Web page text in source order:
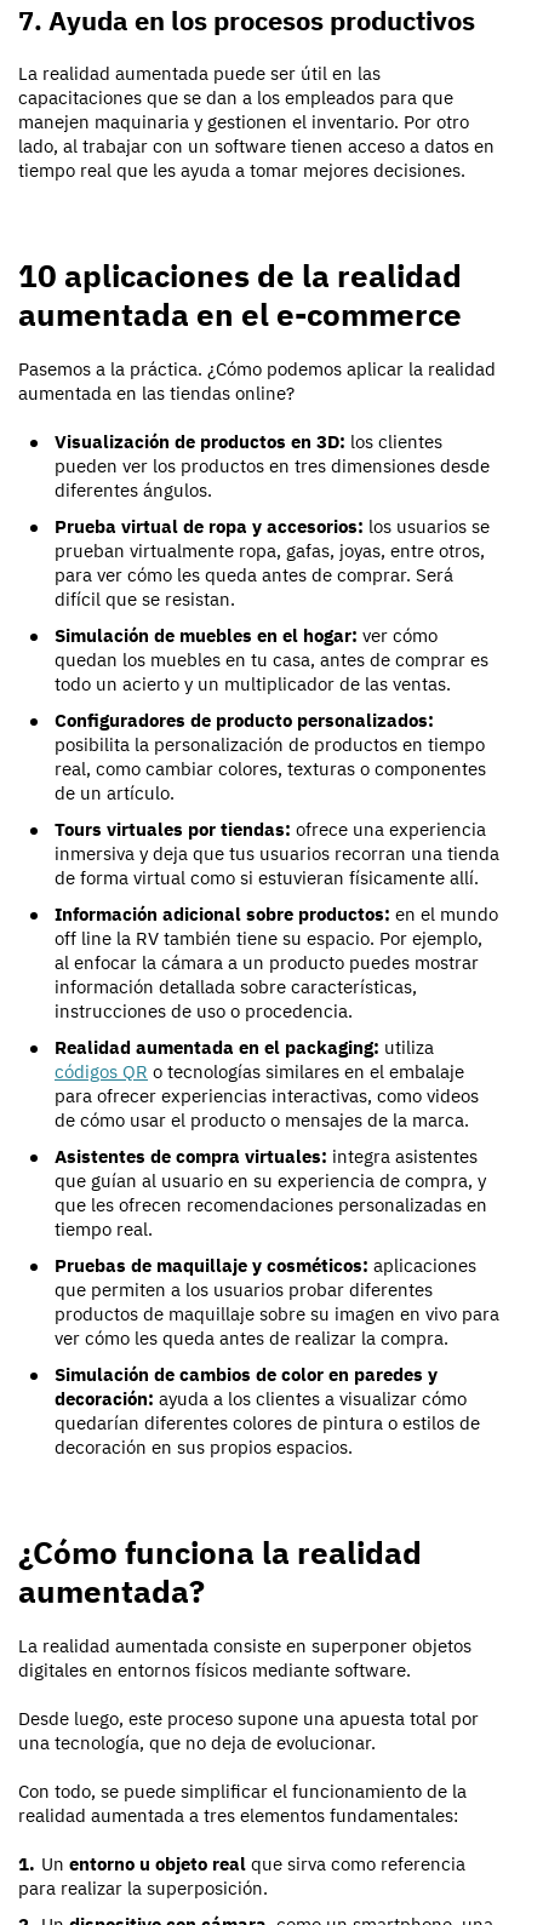
7. Ayuda en los procesos productivos
La realidad aumentada puede ser útil en las
capacitaciones que se dan a los empleados para que
manejen maquinaria y gestionen el inventario. Por otro
lado, al trabajar con un software tienen acceso a datos en
tiempo real que les ayuda a tomar mejores decisiones.
10 aplicaciones de la realidad
aumentada en el e-commerce
Pasemos a la práctica. ¿Cómo podemos aplicar la realidad
aumentada en las tiendas online?
Visualización de productos en 3D: los clientes
pueden ver los productos en tres dimensiones desde
diferentes ángulos.
Prueba virtual de ropa y accesorios: los usuarios se
prueban virtualmente ropa, gafas, joyas, entre otros,
para ver cómo les queda antes de comprar. Será
difícil que se resistan.
Simulación de muebles en el hogar: ver cómo
quedan los muebles en tu casa, antes de comprar es
todo un acierto y un multiplicador de las ventas.
Configuradores de producto personalizados:
posibilita la personalización de productos en tiempo
real, como cambiar colores, texturas o componentes
de un artículo.
Tours virtuales por tiendas: ofrece una experiencia
inmersiva y deja que tus usuarios recorran una tienda
de forma virtual como si estuvieran físicamente allí.
Información adicional sobre productos: en el mundo
off line la RV también tiene su espacio. Por ejemplo,
al enfocar la cámara a un producto puedes mostrar
información detallada sobre características,
instrucciones de uso o procedencia.
Realidad aumentada en el packaging: utiliza
códigos QR o tecnologías similares en el embalaje
para ofrecer experiencias interactivas, como videos
de cómo usar el producto o mensajes de la marca.
Asistentes de compra virtuales: integra asistentes
que guían al usuario en su experiencia de compra, y
que les ofrecen recomendaciones personalizadas en
tiempo real.
Pruebas de maquillaje y cosméticos: aplicaciones
que permiten a los usuarios probar diferentes
productos de maquillaje sobre su imagen en vivo para
ver cómo les queda antes de realizar la compra.
Simulación de cambios de color en paredes y
decoración: ayuda a los clientes a visualizar cómo
quedarían diferentes colores de pintura o estilos de
decoración en sus propios espacios.
¿Cómo funciona la realidad
aumentada?
La realidad aumentada consiste en superponer objetos
digitales en entornos físicos mediante software.
Desde luego, este proceso supone una apuesta total por
una tecnología, que no deja de evolucionar.
Con todo, se puede simplificar el funcionamiento de la
realidad aumentada a tres elementos fundamentales:
Un entorno u objeto real que sirva como referencia
para realizar la superposición.